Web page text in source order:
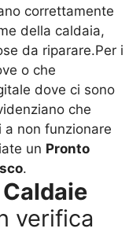
correttamente
della caldaia,
da riparare.Per i
o che
dove ci sono
che
a non funzionare
un Pronto
.
verifica